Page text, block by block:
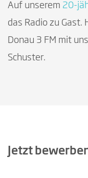
Auf unserem 20-
das Radio zu Gast.
Donau 3 FM mit
Schuster.
Jetzt